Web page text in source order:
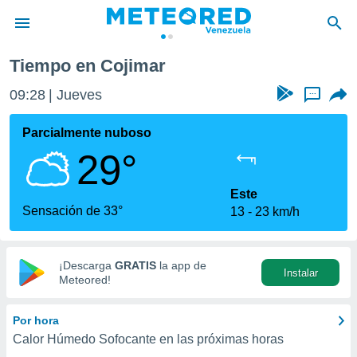
de
ha
que se
calidad.
a este
las
y
digital
basada
Tiempo en Cojimar
09:28 Jueves ...
Parcialmente nuboso
29°
Sensación de 33°
Este
13
23 km/h
¡Descarga GRATIS la app de
Meteored!
Instalar
Por hora
Calor Húmedo Sofocante en las próximas horas